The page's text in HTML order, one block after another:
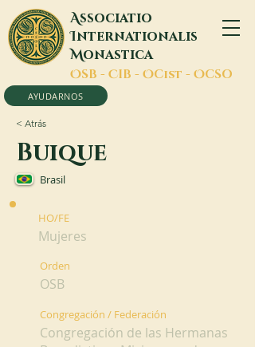
Associatio
Internationalis
Monastica
OSB - CIB - OCist - OCSO
AYUDARNOS
< Atrás
Buique
Brasil
HO/FE
Mujeres
Orden
OSB
Congregación / Federación
Congregación de las Hermanas